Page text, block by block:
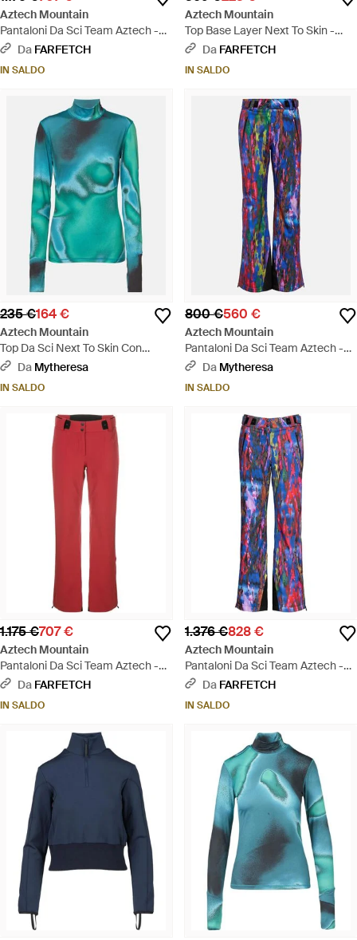
Aztech Mountain
Pantaloni Da Sci Team Aztech -
Verde
Da FARFETCH
IN SALDO
Aztech Mountain
Top Base Layer Next To Skin -
Verde
Da FARFETCH
IN SALDO
235 €164 €
Aztech Mountain
Top Da Sci Next To Skin Con
Stampa - Blu
Da Mytheresa
IN SALDO
800 €560 €
Aztech Mountain
Pantaloni Da Sci Team Aztech -
Blu Da Mytheresa
IN SALDO
1.175 €707 €
Aztech Mountain
Pantaloni Da Sci Team Aztech -
Rosso
Da FARFETCH
IN SALDO
1.376 €828 €
Aztech Mountain
Pantaloni Da Sci Team Aztech -
Blu Da FARFETCH
IN SALDO